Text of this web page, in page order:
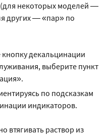
(для некоторых моделей —
других — «пар» по
декальцинации
выберите пункт
по подсказкам
индикаторов.
втягивать раствор из